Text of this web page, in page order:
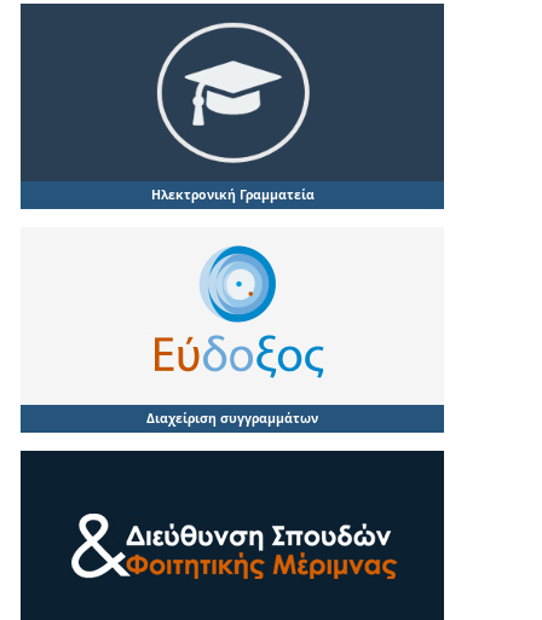
Ηλεκτρονική Γραμματεία
Διαχείριση συγγραμμάτων